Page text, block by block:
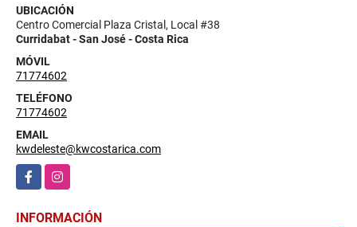
UBICACIÓN
Centro Comercial Plaza Cristal, Local #38
Curridabat - San José - Costa Rica
MÓVIL
71774602
TELÉFONO
71774602
EMAIL
kwdeleste@kwcostarica.com
FacebookInstagram
INFORMACIÓN